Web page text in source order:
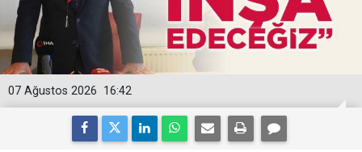
16:42
07 Ağustos 2026